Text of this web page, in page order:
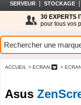
SERVEUR STOCKAGE
30 EXPERTS
pour tous vos
ACCUEIL > ECRAN >
Asus